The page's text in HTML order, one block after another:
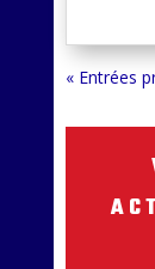
« Entrées